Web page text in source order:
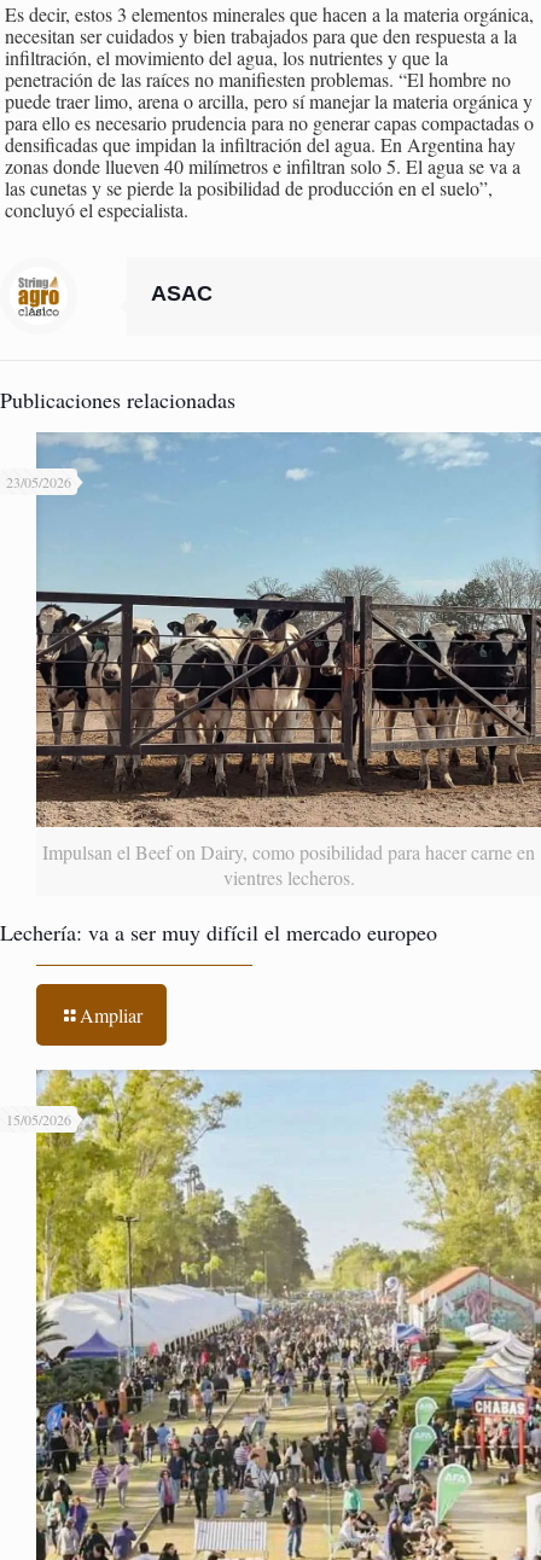
Es decir, estos 3 elementos minerales que hacen a la materia orgánica,
necesitan ser cuidados y bien trabajados para que den respuesta a la
infiltración, el movimiento del agua, los nutrientes y que la
penetración de las raíces no manifiesten problemas. “El hombre no
puede traer limo, arena o arcilla, pero sí manejar la materia orgánica y
para ello es necesario prudencia para no generar capas compactadas o
densificadas que impidan la infiltración del agua. En Argentina hay
zonas donde llueven 40 milímetros e infiltran solo 5. El agua se va a
las cunetas y se pierde la posibilidad de producción en el suelo”,
concluyó el especialista.
ASAC
Publicaciones relacionadas
Impulsan el Beef on Dairy, como posibilidad para hacer carne en
vientres lecheros.
23/05/2026
Lechería: va a ser muy difícil el mercado europeo
Ampliar
15/05/2026